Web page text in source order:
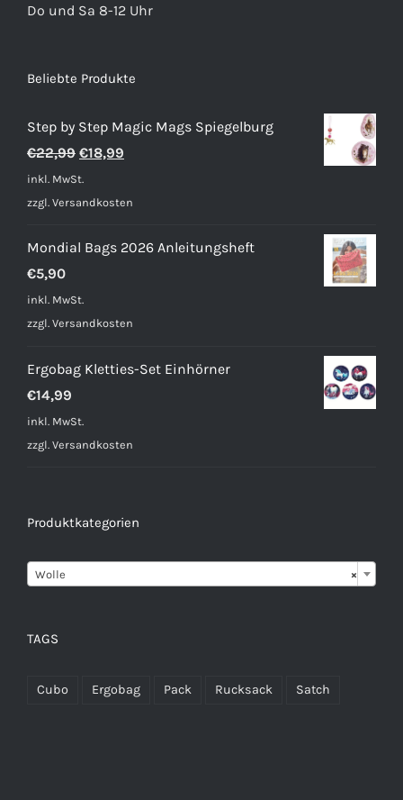
Do und Sa 8-12 Uhr
Beliebte Produkte
Step by Step Magic Mags Spiegelburg
€22,99 Ursprünglicher
Preis
war:
€18,99
ist:
inkl. MwSt.
zzgl. Versandkosten
Mondial Bags 2026 Anleitungsheft
€5,90
inkl. MwSt.
zzgl. Versandkosten
Ergobag Kletties-Set Einhörner
€14,99
inkl. MwSt.
zzgl. Versandkosten
Produktkategorien
×
Wolle
TAGS
Cubo Ergobag Pack Rucksack Satch